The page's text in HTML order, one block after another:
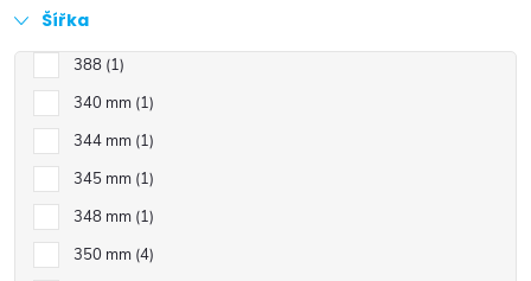
Šířka
388 1
340 mm 1
344 mm 1
345 mm 1
348 mm 1
350 mm 4